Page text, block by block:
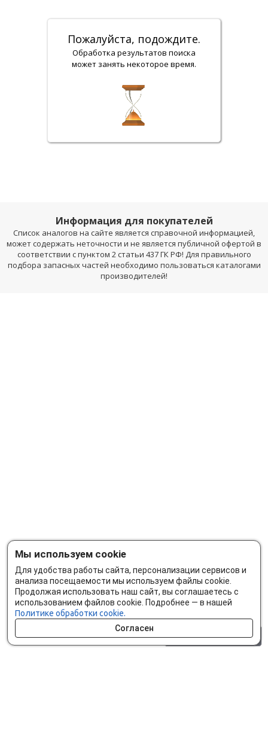
Пожалуйста, подождите.
Обработка результатов поиска
может занять некоторое время.
Информация для покупателей
Список аналогов на сайте является справочной информацией,
может содержать неточности и не является публичной офертой в
соответствии с пунктом 2 статьи 437 ГК РФ! Для правильного
подбора запасных частей необходимо пользоваться каталогами
производителей!
Мы используем cookie
Для удобства работы сайта, персонализации сервисов и
анализа посещаемости мы используем файлы cookie.
Продолжая использовать наш сайт, вы соглашаетесь с
использованием файлов cookie. Подробнее — в нашей
Политике обработки cookie.
Согласен